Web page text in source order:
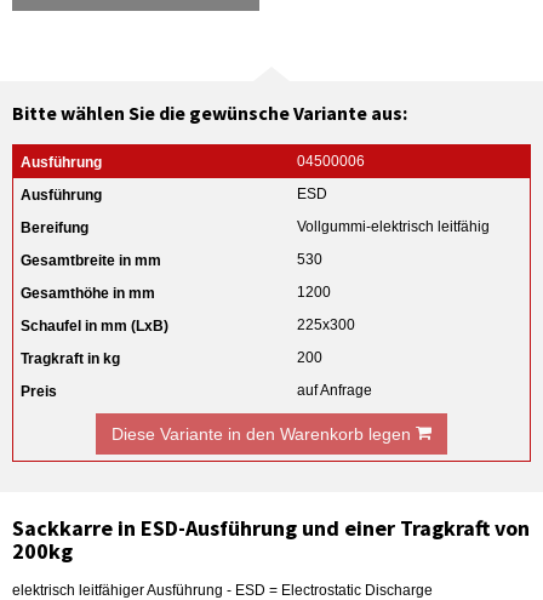
Bitte wählen Sie die gewünsche Variante aus:
04500006
ESD
Vollgummi-elektrisch leitfähig
530
1200
225x300
200
auf Anfrage
Diese Variante in den Warenkorb legen
Sackkarre in ESD-Ausführung und einer Tragkraft von
200kg
elektrisch leitfähiger Ausführung - ESD = Electrostatic Discharge